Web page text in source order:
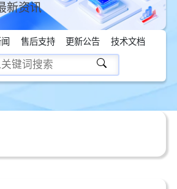
新资讯
售后支持 更新公告 技术文档